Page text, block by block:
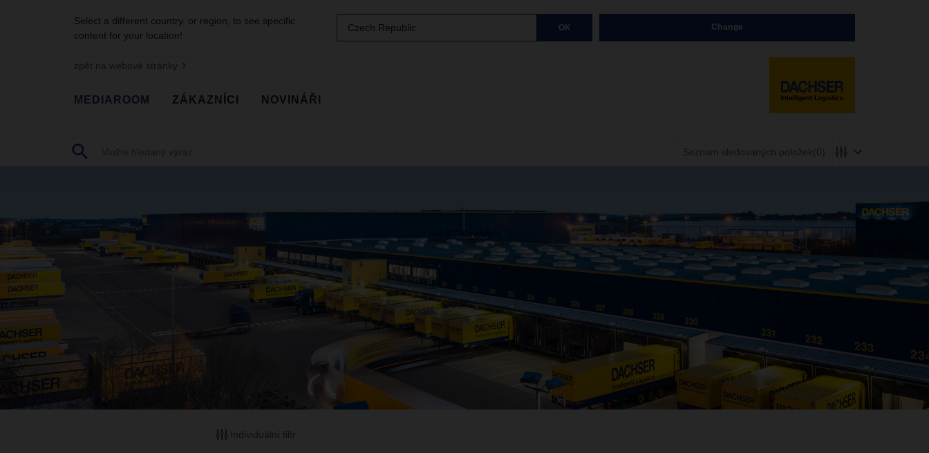
Select a different country, or region, to see specific
content for your location!
Czech Republic OK Change
zpět na webové stránky
MEDIAROOM ZÁKAZNÍCI NOVINÁŘI
Seznam sledovaných položek (0)
Individuální filtr